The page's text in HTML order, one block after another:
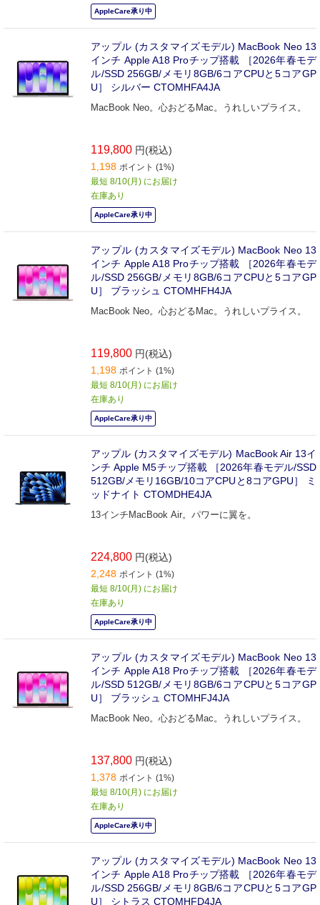
AppleCare承り中
アップル (カスタマイズモデル) MacBook Neo 13
インチ Apple A18 Proチップ搭載 ［2026年春モデ
ル/SSD 256GB/メモリ8GB/6コアCPUと5コアGP
U］ シルバー CTOMHFA4JA
MacBook Neo。心おどるMac。うれしいプライス。
119,800 円(税込)
1,198 ポイント (1%)
最短 8/10(月) にお届け
在庫あり
AppleCare承り中
アップル (カスタマイズモデル) MacBook Neo 13
インチ Apple A18 Proチップ搭載 ［2026年春モデ
ル/SSD 256GB/メモリ8GB/6コアCPUと5コアGP
U］ ブラッシュ CTOMHFH4JA
MacBook Neo。心おどるMac。うれしいプライス。
119,800 円(税込)
1,198 ポイント (1%)
最短 8/10(月) にお届け
在庫あり
AppleCare承り中
アップル (カスタマイズモデル) MacBook Air 13イ
ンチ Apple M5チップ搭載 ［2026年春モデル/SSD
512GB/メモリ16GB/10コアCPUと8コアGPU］ ミ
ッドナイト CTOMDHE4JA
13インチMacBook Air。パワーに翼を。
224,800 円(税込)
2,248 ポイント (1%)
最短 8/10(月) にお届け
在庫あり
AppleCare承り中
アップル (カスタマイズモデル) MacBook Neo 13
インチ Apple A18 Proチップ搭載 ［2026年春モデ
ル/SSD 512GB/メモリ8GB/6コアCPUと5コアGP
U］ ブラッシュ CTOMHFJ4JA
MacBook Neo。心おどるMac。うれしいプライス。
137,800 円(税込)
1,378 ポイント (1%)
最短 8/10(月) にお届け
在庫あり
AppleCare承り中
アップル (カスタマイズモデル) MacBook Neo 13
インチ Apple A18 Proチップ搭載 ［2026年春モデ
ル/SSD 256GB/メモリ8GB/6コアCPUと5コアGP
U］ シトラス CTOMHFD4JA